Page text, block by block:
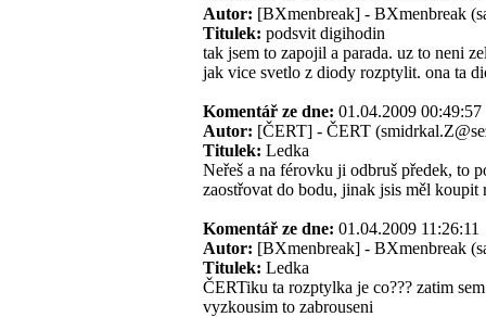
Autor: [BXmenbreak] - BXmenbreak
Titulek: podsvit digihodin
tak jsem to zapojil a parada. uz to neni
jak vice svetlo z diody rozptylit. ona ta
Komentář ze dne: 01.04.2009
Autor: [ČERT] - ČERT
Titulek: Ledka
Neřeš a na férovku ji odbruš předek, to
zaostřovat do bodu, jinak jsis měl
Komentář ze dne: 01.04.2009
Autor: [BXmenbreak] - BXmenbreak
Titulek: Ledka
ČERTiku ta rozptylka je co??? zatim
vyzkousim to zabrouseni